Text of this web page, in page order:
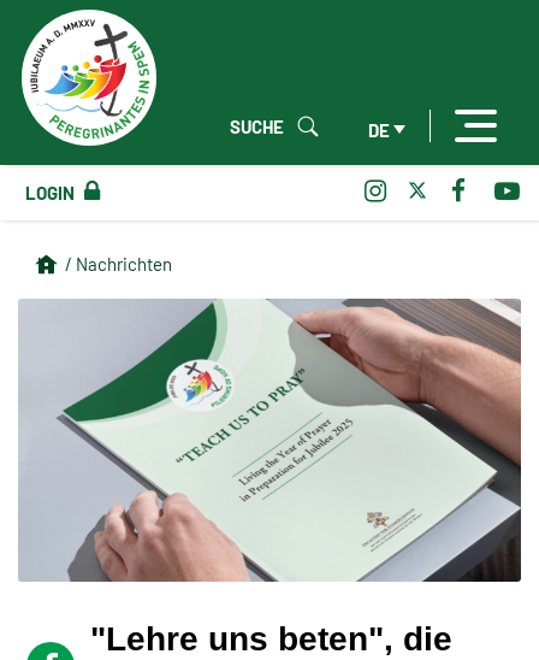
DE
SUCHE
LOGIN
/ Nachrichten
"Lehre uns beten", die